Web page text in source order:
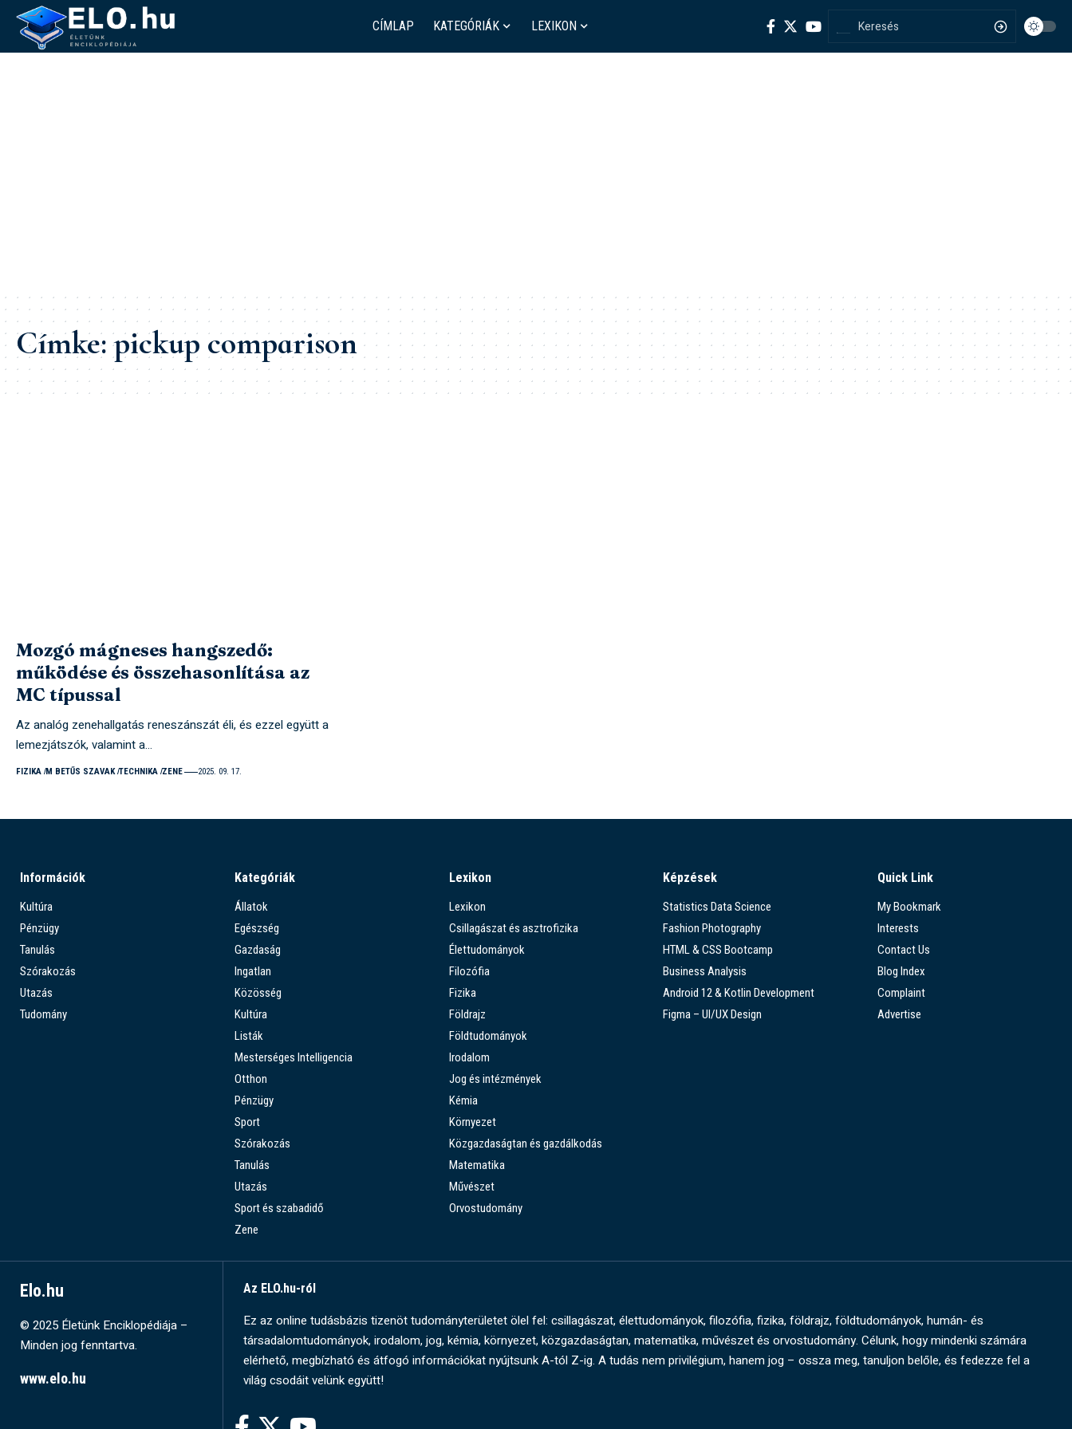
CÍMLAP KATEGÓRIÁK LEXIKON
Címke:pickup comparison
Mozgó mágneses hangszedő:
működése és összehasonlítása az
MC típussal
Az analóg zenehallgatás reneszánszát éli, és ezzel együtt a
lemezjátszók, valamint a…
FIZIKA M BETŰS SZAVAK TECHNIKA ZENE 2025. 09. 17.
Információk
Kultúra
Pénzügy
Tanulás
Szórakozás
Utazás
Tudomány
Kategóriák
Állatok
Egészség
Gazdaság
Ingatlan
Közösség
Kultúra
Listák
Mesterséges Intelligencia
Otthon
Pénzügy
Sport
Szórakozás
Tanulás
Utazás
Sport és szabadidő
Zene
Lexikon
Lexikon
Csillagászat és asztrofizika
Élettudományok
Filozófia
Fizika
Földrajz
Földtudományok
Irodalom
Jog és intézmények
Kémia
Környezet
Közgazdaságtan és gazdálkodás
Matematika
Művészet
Orvostudomány
Képzések
Statistics Data Science
Fashion Photography
HTML & CSS Bootcamp
Business Analysis
Android 12 & Kotlin Development
Figma – UI/UX Design
Quick Link
My Bookmark
Interests
Contact Us
Blog Index
Complaint
Advertise
Elo.hu
© 2025 Életünk Enciklopédiája –
Minden jog fenntartva.
www.elo.hu
Az ELO.hu-ról
Ez az online tudásbázis tizenöt tudományterületet ölel fel: csillagászat, élettudományok, filozófia, fizika, földrajz, földtudományok, humán- és
társadalomtudományok, irodalom, jog, kémia, környezet, közgazdaságtan, matematika, művészet és orvostudomány. Célunk, hogy mindenki számára
elérhető, megbízható és átfogó információkat nyújtsunk A-tól Z-ig. A tudás nem privilégium, hanem jog – ossza meg, tanuljon belőle, és fedezze fel a
világ csodáit velünk együtt!